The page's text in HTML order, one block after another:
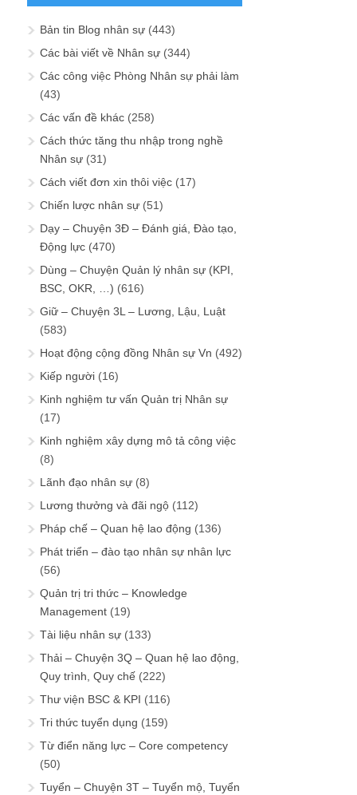
Bản tin Blog nhân sự (443)
Các bài viết về Nhân sự (344)
Các công việc Phòng Nhân sự phải làm
(43)
Các vấn đề khác (258)
Cách thức tăng thu nhập trong nghề
Nhân sự (31)
Cách viết đơn xin thôi việc (17)
Chiến lược nhân sự (51)
Dạy – Chuyện 3Đ – Đánh giá, Đào tạo,
Động lực (470)
Dùng – Chuyện Quản lý nhân sự (KPI,
BSC, OKR, …) (616)
Giữ – Chuyện 3L – Lương, Lậu, Luật
(583)
Hoạt động cộng đồng Nhân sự Vn (492)
Kiếp người (16)
Kinh nghiệm tư vấn Quản trị Nhân sự
(17)
Kinh nghiệm xây dựng mô tả công việc
(8)
Lãnh đạo nhân sự (8)
Lương thưởng và đãi ngộ (112)
Pháp chế – Quan hệ lao động (136)
Phát triển – đào tạo nhân sự nhân lực
(56)
Quản trị tri thức – Knowledge
Management (19)
Tài liệu nhân sự (133)
Thải – Chuyện 3Q – Quan hệ lao động,
Quy trình, Quy chế (222)
Thư viện BSC & KPI (116)
Tri thức tuyển dụng (159)
Từ điển năng lực – Core competency
(50)
Tuyển – Chuyện 3T – Tuyển mộ, Tuyển